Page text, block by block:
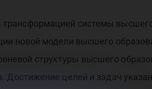
системы
новой модели высшего
структуры высшего
Достижение целей и задач